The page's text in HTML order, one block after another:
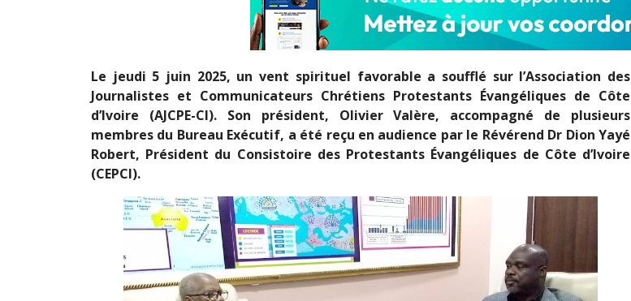
Le jeudi 5 juin 2025, un vent spirituel favorable a soufflé sur l’Association des
Journalistes et Communicateurs Chrétiens Protestants Évangéliques de Côte
d’Ivoire (AJCPE-CI). Son président, Olivier Valère, accompagné de plusieurs
membres du Bureau Exécutif, a été reçu en audience par le Révérend Dr Dion Yayé
Robert, Président du Consistoire des Protestants Évangéliques de Côte d’Ivoire
(CEPCI).